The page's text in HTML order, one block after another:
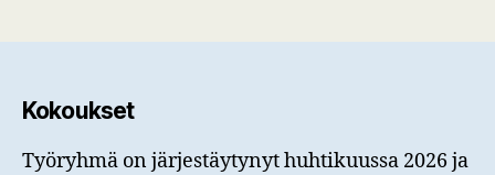
Kokoukset
Työryhmä on järjestäytynyt huhtikuussa 2026 ja